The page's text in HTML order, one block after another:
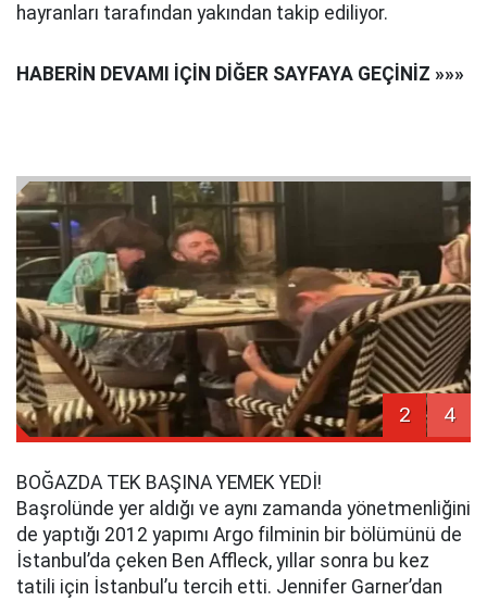
hayranları tarafından yakından takip ediliyor.
HABERİN DEVAMI İÇİN DİĞER SAYFAYA GEÇİNİZ »»»
2 4
BOĞAZDA TEK BAŞINA YEMEK YEDİ!
Başrolünde yer aldığı ve aynı zamanda yönetmenliğini
de yaptığı 2012 yapımı Argo filminin bir bölümünü de
İstanbul’da çeken Ben Affleck, yıllar sonra bu kez
tatili için İstanbul’u tercih etti. Jennifer Garner’dan